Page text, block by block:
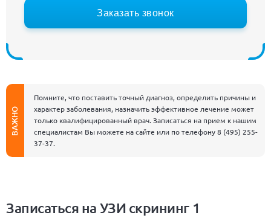
Заказать звонок
ВАЖНО
Помните, что поставить точный диагноз, определить причины и
характер заболевания, назначить эффективное лечение может
только квалифицированный врач. Записаться на прием к нашим
специалистам Вы можете на сайте или по телефону8 (495) 255-
37-37.
Записаться на УЗИ скрининг 1